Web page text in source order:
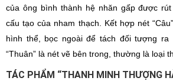
của ông bình thành hệ nhăn gấp được
cấu tạo của nham thạch. Kết hợp nét
hình thể, bọc ngoài để tách đối tượng ra
“Thuân” là nét vẽ bên trong, thường là loại
TÁC PHẨM “THANH MINH THƯỢNG